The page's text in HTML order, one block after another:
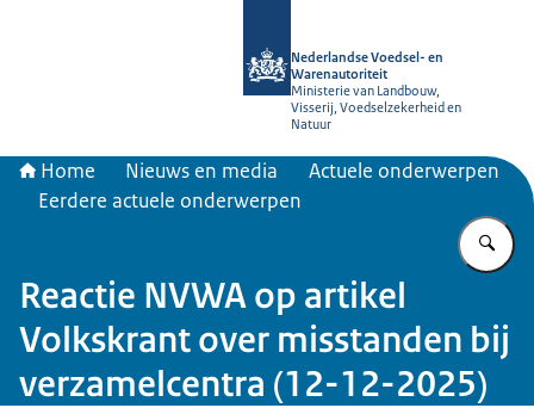
Nederlandse Voedsel- en
Warenautoriteit
Ministerie van Landbouw,
Visserij, Voedselzekerheid en
Natuur
Home Nieuws en media
Actuele onderwerpen
Eerdere actuele onderwerpen
Reactie NVWA op artikel
Volkskrant over misstanden bij
verzamelcentra (12-12-2025)